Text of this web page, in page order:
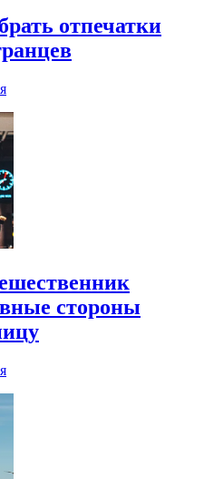
отпечатки
стороны